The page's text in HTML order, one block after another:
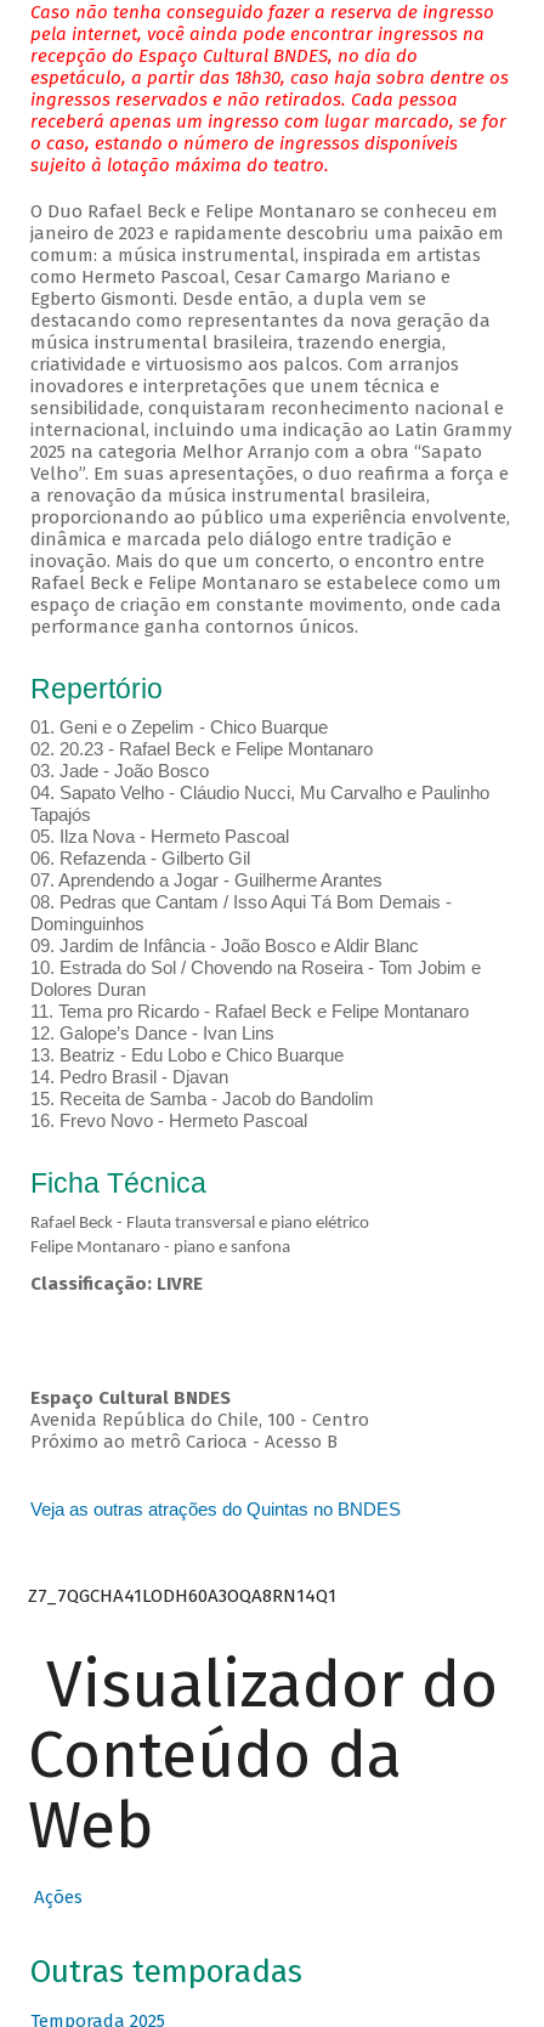
Caso não tenha conseguido fazer a reserva de ingresso
pela internet, você ainda pode encontrar ingressos na
recepção do Espaço Cultural BNDES, no dia do
espetáculo, a partir das 18h30, caso haja sobra dentre os
ingressos reservados e não retirados. Cada pessoa
receberá apenas um ingresso com lugar marcado, se for
o caso, estando o número de ingressos disponíveis
sujeito à lotação máxima do teatro.
O Duo Rafael Beck e Felipe Montanaro se conheceu em
janeiro de 2023 e rapidamente descobriu uma paixão em
comum: a música instrumental, inspirada em artistas
como Hermeto Pascoal, Cesar Camargo Mariano e
Egberto Gismonti. Desde então, a dupla vem se
destacando como representantes da nova geração da
música instrumental brasileira, trazendo energia,
criatividade e virtuosismo aos palcos. Com arranjos
inovadores e interpretações que unem técnica e
sensibilidade, conquistaram reconhecimento nacional e
internacional, incluindo uma indicação ao Latin Grammy
2025 na categoria Melhor Arranjo com a obra “Sapato
Velho”. Em suas apresentações, o duo reafirma a força e
a renovação da música instrumental brasileira,
proporcionando ao público uma experiência envolvente,
dinâmica e marcada pelo diálogo entre tradição e
inovação. Mais do que um concerto, o encontro entre
Rafael Beck e Felipe Montanaro se estabelece como um
espaço de criação em constante movimento, onde cada
performance ganha contornos únicos.
Repertório
01. Geni e o Zepelim - Chico Buarque
02. 20.23 - Rafael Beck e Felipe Montanaro
03. Jade - João Bosco
04. Sapato Velho - Cláudio Nucci, Mu Carvalho e Paulinho
Tapajós
05. Ilza Nova - Hermeto Pascoal
06. Refazenda - Gilberto Gil
07. Aprendendo a Jogar - Guilherme Arantes
08. Pedras que Cantam / Isso Aqui Tá Bom Demais -
Dominguinhos
09. Jardim de Infância - João Bosco e Aldir Blanc
10. Estrada do Sol / Chovendo na Roseira - Tom Jobim e
Dolores Duran
11. Tema pro Ricardo - Rafael Beck e Felipe Montanaro
12. Galope’s Dance - Ivan Lins
13. Beatriz - Edu Lobo e Chico Buarque
14. Pedro Brasil - Djavan
15. Receita de Samba - Jacob do Bandolim
16. Frevo Novo - Hermeto Pascoal
Ficha Técnica
Rafael Beck - Flauta transversal e piano elétrico
Felipe Montanaro - piano e sanfona
Classificação: LIVRE
Espaço Cultural BNDES
Avenida República do Chile, 100 - Centro
Próximo ao metrô Carioca - Acesso B
Veja as outras atrações do Quintas no BNDES
Z7_7QGCHA41LODH60A3OQA8RN14Q1
Visualizador do
Conteúdo da
Web
Ações
Outras temporadas
Temporada 2025